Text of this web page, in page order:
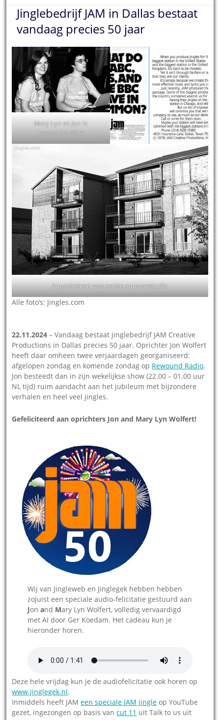
Jinglebedrijf JAM in Dallas bestaat
vandaag precies 50 jaar
Mary Lyn en Jon in
november 1974
Appartement was eerste opnamestudio
Alle foto’s: Jingles.com
22.11.2024 – Vandaag bestaat jinglebedrijf JAM Creative
Productions in Dallas precies 50 jaar. Oprichter Jon Wolfert
heeft daar omheen twee verjaardagen georganiseerd:
afgelopen zondag en komende zondag op Rewound Radio.
Jon besteedt dan in zijn wekelijkse show (22.00 – 01.00 uur
NL tijd) ruim aandacht aan het jubileum met bijzondere
verhalen en heel veel jingles.
Gefeliciteerd aan oprichters Jon and Mary Lyn Wolfert!
Wij van Jingleweb en Jinglegek hebben hebben
zojuist een speciale audio-felicitatie gestuurd aan
Jonand Mary Lyn Wolfert, volledig vervaardigd
met AI door Ger Koedam. Het cadeau kun je
hieronder horen.
Deze hele vrijdag kun je de audiofelicitatie ook horen op
www.jinglegek.nl.
Inmiddels heeft JAMeen speciale JAM jingle op YouTube
gezet, ingezongen op basis vancut 11 uit Talk to us uit